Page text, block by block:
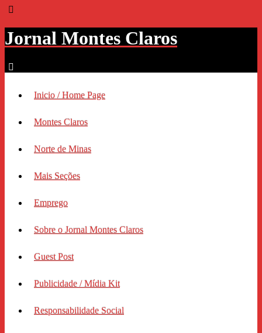
Jornal Montes Claros
Inicio / Home Page
Montes Claros
Norte de Minas
Mais Seções
Emprego
Sobre o Jornal Montes Claros
Guest Post
Publicidade / Mídia Kit
Responsabilidade Social